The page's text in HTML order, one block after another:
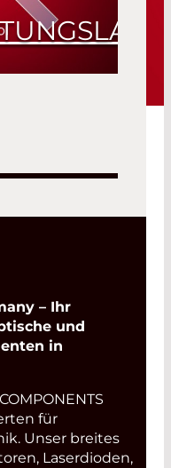
– Ihr
und
in
für
Unser breites
Laserdioden,